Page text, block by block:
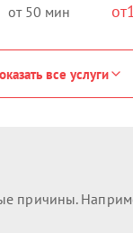
50
все услуги
причины.